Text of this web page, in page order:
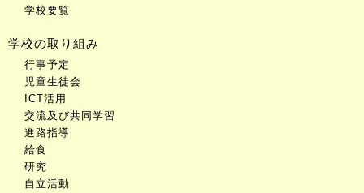
学校要覧
学校の取り組み
行事予定
児童生徒会
ICT活用
交流及び共同学習
進路指導
給食
研究
自立活動